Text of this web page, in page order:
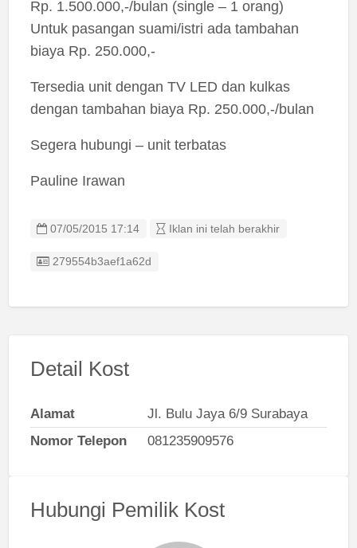
Rp. 1.500.000,-/bulan (single – 1 orang)
Untuk pasangan suami/istri ada tambahan
biaya Rp. 250.000,-
Tersedia unit dengan TV LED dan kulkas
dengan tambahan biaya Rp. 250.000,-/bulan
Segera hubungi – unit terbatas
Pauline Irawan
07/05/2015 17:14 Iklan ini telah berakhir
Listing ID
279554b3aef1a62d
Detail Kost
Alamat
Jl. Bulu Jaya 6/9 Surabaya
Nomor Telepon
081235909576
Hubungi Pemilik Kost